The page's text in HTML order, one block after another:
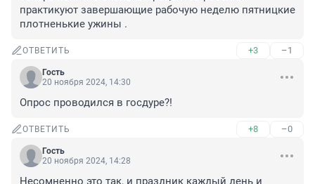
практикуют завершающие рабочую неделю пятницкие
плотненькие ужины .
ОТВЕТИТЬ +3 –1
Гость
20 ноября 2024, 14:30
Опрос проводился в госдуре?!
ОТВЕТИТЬ +8 –0
Гость
20 ноября 2024, 14:28
Несомненно это так, и праздник каждый день и